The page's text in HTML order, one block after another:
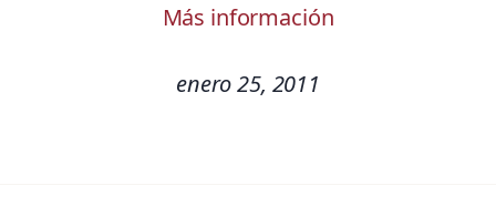
Más información
enero 25, 2011